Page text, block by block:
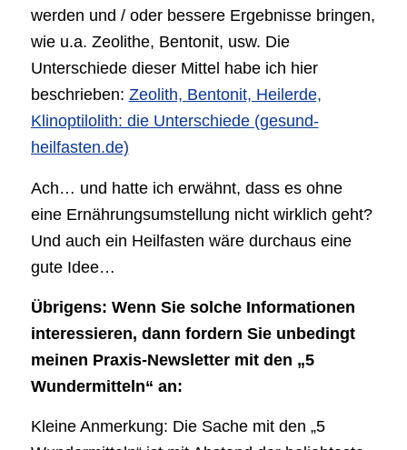
werden und / oder bessere Ergebnisse bringen,
wie u.a. Zeolithe, Bentonit, usw. Die
Unterschiede dieser Mittel habe ich hier
beschrieben: Zeolith, Bentonit, Heilerde,
Klinoptilolith: die Unterschiede (gesund-
heilfasten.de)
Ach… und hatte ich erwähnt, dass es ohne
eine Ernährungsumstellung nicht wirklich geht?
Und auch ein Heilfasten wäre durchaus eine
gute Idee…
Übrigens: Wenn Sie solche Informationen
interessieren, dann fordern Sie unbedingt
meinen Praxis-Newsletter mit den „5
Wundermitteln“ an:
Kleine Anmerkung: Die Sache mit den „5